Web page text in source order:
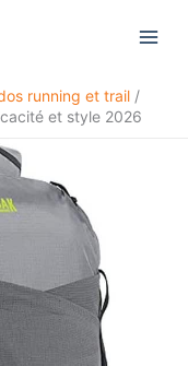
running et trail
et style 2026